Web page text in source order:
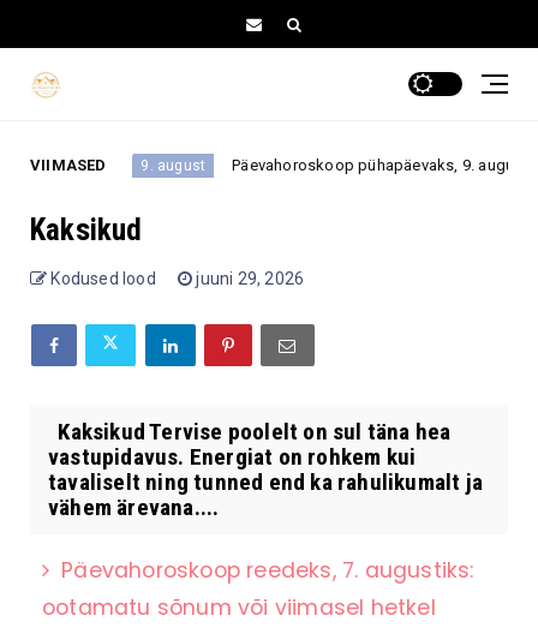
VIIMASED9. august Päevahoroskoop pühapäevaks, 9. augustiks
Kaksikud
Kodused lood juuni 29, 2026
Kaksikud Tervise poolelt on sul täna hea
vastupidavus. Energiat on rohkem kui
tavaliselt ning tunned end ka rahulikumalt ja
vähem ärevana....
Päevahoroskoop reedeks, 7. augustiks:
ootamatu sõnum või viimasel hetkel